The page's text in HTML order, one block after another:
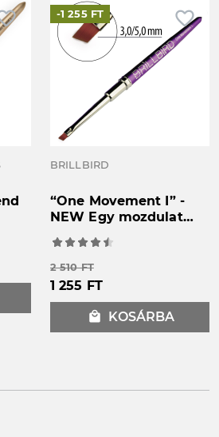
favorite_border
-1 255 FT
BRILLBIRD
“One Movement I” -
NEW Egy mozdulat
2 510 FT
1 255 FT
local_mall KOSÁRBA